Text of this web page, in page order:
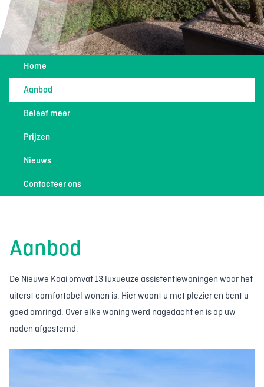
Home
Aanbod
Beleef meer
Prijzen
Nieuws
Contacteer ons
Aanbod
De Nieuwe Kaai omvat 13 luxueuze assistentiewoningen waar het
uiterst comfortabel wonen is. Hier woont u met plezier en bent u
goed omringd. Over elke woning werd nagedacht en is op uw
noden afgestemd.